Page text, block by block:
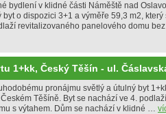
bydlení v klidné části Náměště nad
byt o dispozici 3+1 a výměře 59,3 m2,
revitalizovaného panelového domu
1+kk, Český Těšín - ul.
pronájmu světlý a útulný byt
Těšíně. Byt se nachází ve 4.
s výtahem. Dům se nachází v klidné …